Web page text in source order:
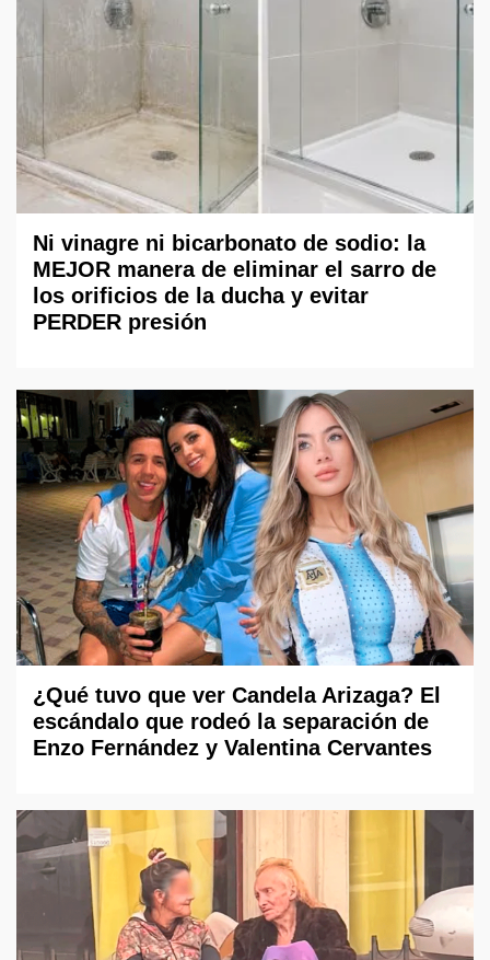
Ni vinagre ni bicarbonato de sodio: la
MEJOR manera de eliminar el sarro de
los orificios de la ducha y evitar
PERDER presión
¿Qué tuvo que ver Candela Arizaga? El
escándalo que rodeó la separación de
Enzo Fernández y Valentina Cervantes